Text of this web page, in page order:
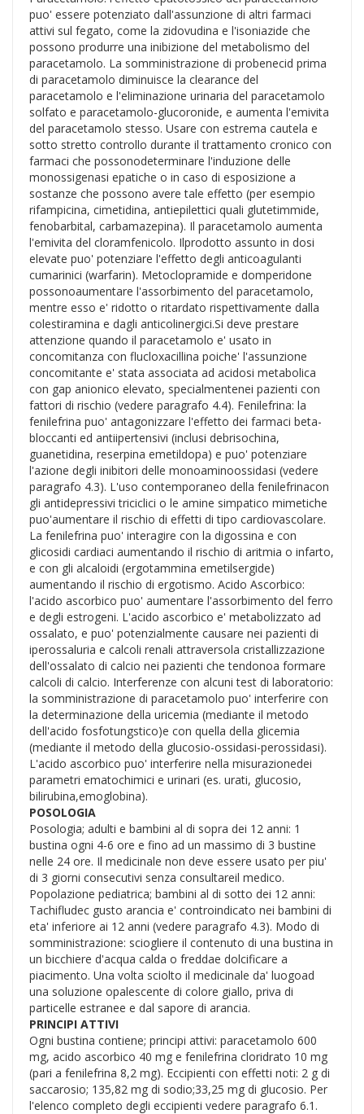
puo' essere potenziato dall'assunzione di altri farmaci
attivi sul fegato, come la zidovudina e l'isoniazide che
possono produrre una inibizione del metabolismo del
paracetamolo. La somministrazione di probenecid prima
di paracetamolo diminuisce la clearance del
paracetamolo e l'eliminazione urinaria del paracetamolo
solfato e paracetamolo-glucoronide, e aumenta l'emivita
del paracetamolo stesso. Usare con estrema cautela e
sotto stretto controllo durante il trattamento cronico con
farmaci che possonodeterminare l'induzione delle
monossigenasi epatiche o in caso di esposizione a
sostanze che possono avere tale effetto (per esempio
rifampicina, cimetidina, antiepilettici quali glutetimmide,
fenobarbital, carbamazepina). Il paracetamolo aumenta
l'emivita del cloramfenicolo. Ilprodotto assunto in dosi
elevate puo' potenziare l'effetto degli anticoagulanti
cumarinici (warfarin). Metoclopramide e domperidone
possonoaumentare l'assorbimento del paracetamolo,
mentre esso e' ridotto o ritardato rispettivamente dalla
colestiramina e dagli anticolinergici.Si deve prestare
attenzione quando il paracetamolo e' usato in
concomitanza con flucloxacillina poiche' l'assunzione
concomitante e' stata associata ad acidosi metabolica
con gap anionico elevato, specialmentenei pazienti con
fattori di rischio (vedere paragrafo 4.4). Fenilefrina: la
fenilefrina puo' antagonizzare l'effetto dei farmaci beta-
bloccanti ed antiipertensivi (inclusi debrisochina,
guanetidina, reserpina emetildopa) e puo' potenziare
l'azione degli inibitori delle monoaminoossidasi (vedere
paragrafo 4.3). L'uso contemporaneo della fenilefrinacon
gli antidepressivi triciclici o le amine simpatico mimetiche
puo'aumentare il rischio di effetti di tipo cardiovascolare.
La fenilefrina puo' interagire con la digossina e con
glicosidi cardiaci aumentando il rischio di aritmia o infarto,
e con gli alcaloidi (ergotammina emetilsergide)
aumentando il rischio di ergotismo. Acido Ascorbico:
l'acido ascorbico puo' aumentare l'assorbimento del ferro
e degli estrogeni. L'acido ascorbico e' metabolizzato ad
ossalato, e puo' potenzialmente causare nei pazienti di
iperossaluria e calcoli renali attraversola cristallizzazione
dell'ossalato di calcio nei pazienti che tendonoa formare
calcoli di calcio. Interferenze con alcuni test di laboratorio:
la somministrazione di paracetamolo puo' interferire con
la determinazione della uricemia (mediante il metodo
dell'acido fosfotungstico)e con quella della glicemia
(mediante il metodo della glucosio-ossidasi-perossidasi).
L'acido ascorbico puo' interferire nella misurazionedei
parametri ematochimici e urinari (es. urati, glucosio,
bilirubina,emoglobina).
POSOLOGIA
Posologia; adulti e bambini al di sopra dei 12 anni: 1
bustina ogni 4-6 ore e fino ad un massimo di 3 bustine
nelle 24 ore. Il medicinale non deve essere usato per piu'
di 3 giorni consecutivi senza consultareil medico.
Popolazione pediatrica; bambini al di sotto dei 12 anni:
Tachifludec gusto arancia e' controindicato nei bambini di
eta' inferiore ai 12 anni (vedere paragrafo 4.3). Modo di
somministrazione: sciogliere il contenuto di una bustina in
un bicchiere d'acqua calda o freddae dolcificare a
piacimento. Una volta sciolto il medicinale da' luogoad
una soluzione opalescente di colore giallo, priva di
particelle estranee e dal sapore di arancia.
PRINCIPI ATTIVI
Ogni bustina contiene; principi attivi: paracetamolo 600
mg, acido ascorbico 40 mg e fenilefrina cloridrato 10 mg
(pari a fenilefrina 8,2 mg). Eccipienti con effetti noti: 2 g di
saccarosio; 135,82 mg di sodio;33,25 mg di glucosio. Per
l'elenco completo degli eccipienti vedere paragrafo 6.1.